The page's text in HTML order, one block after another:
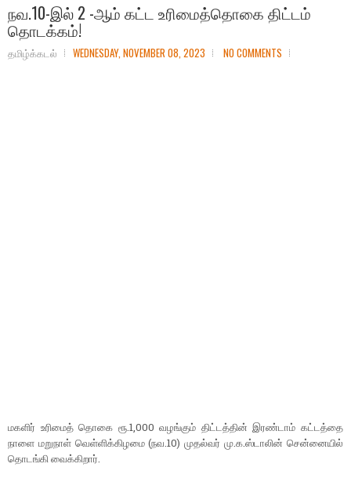
நவ.10-இல் 2 -ஆம் கட்ட உரிமைத்தொகை திட்டம்
தொடக்கம்!
தமிழ்க்கடல் WEDNESDAY, NOVEMBER 08, 2023 NO COMMENTS
மகளிர் உரிமைத் தொகை ரூ.1,000 வழங்கும் திட்டத்தின் இரண்டாம் கட்டத்தை
நாளை மறுநாள் வெள்ளிக்கிழமை (நவ.10) முதல்வர் மு.க.ஸ்டாலின் சென்னையில்
தொடங்கி வைக்கிறார்.